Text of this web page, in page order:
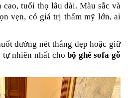
cao, tuổi thọ lâu dài. Màu sắc và
vẹn, có giá trị thẩm mỹ lớn, ai
đường nét thẳng đẹp hoặc giữ
tự nhiên nhất cho bộ ghế sofa gỗ